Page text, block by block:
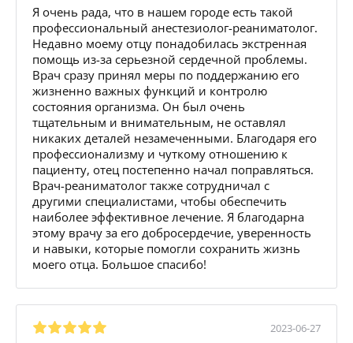
Я очень рада, что в нашем городе есть такой
профессиональный анестезиолог-реаниматолог.
Недавно моему отцу понадобилась экстренная
помощь из-за серьезной сердечной проблемы.
Врач сразу принял меры по поддержанию его
жизненно важных функций и контролю
состояния организма. Он был очень
тщательным и внимательным, не оставлял
никаких деталей незамеченными. Благодаря его
профессионализму и чуткому отношению к
пациенту, отец постепенно начал поправляться.
Врач-реаниматолог также сотрудничал с
другими специалистами, чтобы обеспечить
наиболее эффективное лечение. Я благодарна
этому врачу за его добросердечие, уверенность
и навыки, которые помогли сохранить жизнь
моего отца. Большое спасибо!
2023-06-27